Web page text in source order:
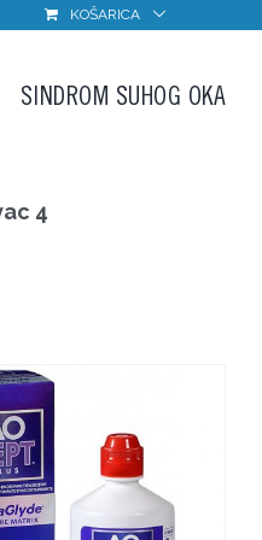
KOŠARICA
SINDROM SUHOG OKA
4